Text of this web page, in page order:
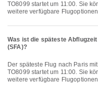
TO8099 startet um 11:00. Sie
weitere verfügbare
Was ist die späteste
(SFA)?
Der späteste Flug nach Paris mit Transavia France mit dem Flugcode
TO8099 startet um 11:00. Sie
weitere verfügbare